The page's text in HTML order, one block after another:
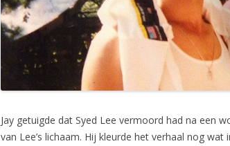
Jay getuigde dat Syed Lee vermoord had na een
van Lee’s lichaam. Hij kleurde het verhaal nog